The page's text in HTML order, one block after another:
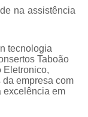
Conserto
Conserto
Fanuc
Conserto
Módulo
na assistência
tecnologia
Taboão
Eletronico,
empresa com
excelência em